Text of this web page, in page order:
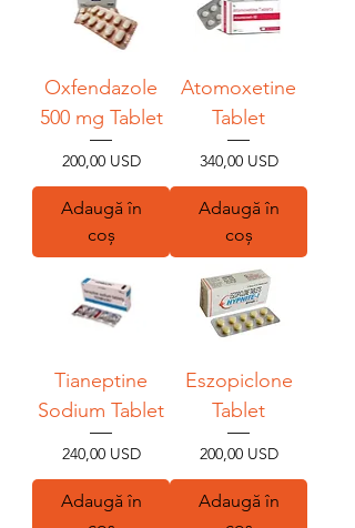
Oxfendazole
500 mg Tablet
Preț
200,00 USD
Adaugă în
coș
Atomoxetine
Tablet
Preț
340,00 USD
Adaugă în
coș
Tianeptine
Sodium Tablet
Preț
240,00 USD
Adaugă în
Eszopiclone
Tablet
Preț
200,00 USD
Adaugă în